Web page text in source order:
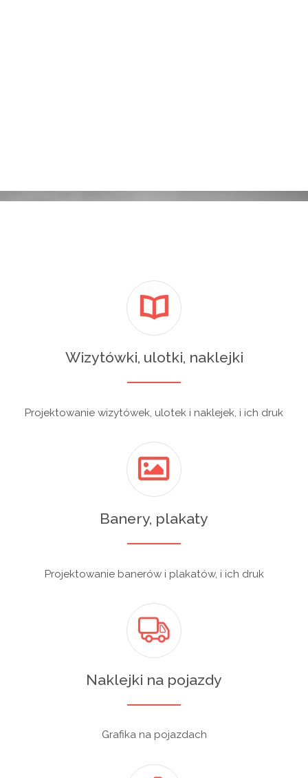
Wizytówki, ulotki, naklejki
Projektowanie wizytówek, ulotek i naklejek, i ich druk
Banery, plakaty
Projektowanie banerów i plakatów, i ich druk
Naklejki na pojazdy
Grafika na pojazdach